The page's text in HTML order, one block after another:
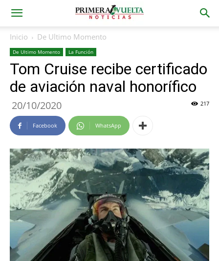
Inicio De Ultimo Momento
De Ultimo Momento La Función
Tom Cruise recibe certificado
de aviación naval honorífico
20/10/2020 217
Facebook WhatsApp